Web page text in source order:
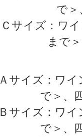
で
Ｃサイズ：ワ
まで
Ａサイズ：ワ
で＞、
Ｂサイズ：ワ
で＞、